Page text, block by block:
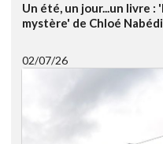
Un été, un jour...un livre
mystère' de Chloé
02/07/26